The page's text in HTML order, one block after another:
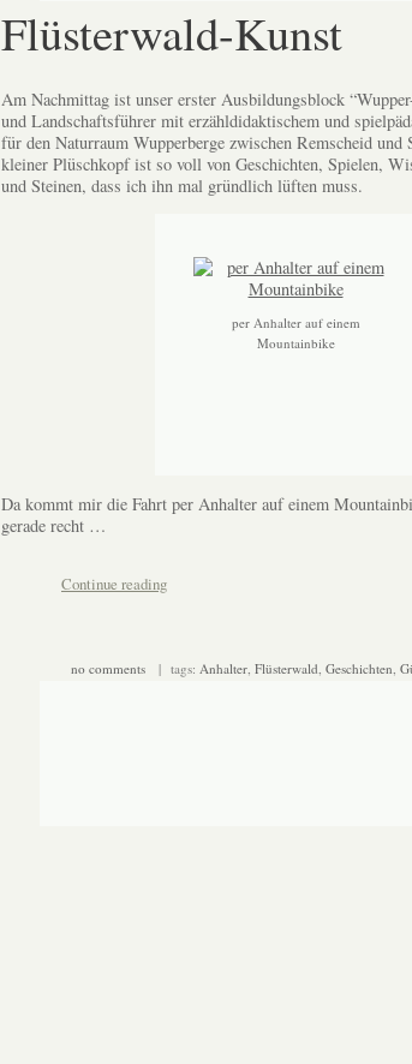
Flüsterwald-Kunst
Am Nachmittag ist unser erster Ausbildungsblock
und Landschaftsführer mit erzähldidaktischem und
für den Naturraum Wupperberge zwischen Remscheid und
kleiner Plüschkopf ist so voll von Geschichten, Spielen,
und Steinen, dass ich ihn mal gründlich lüften muss.
per Anhalter auf einem
Mountainbike
Da kommt mir die Fahrt per Anhalter auf einem
gerade recht …
Continue reading
no comments | tags: Anhalter, Flüsterwald, Geschichten,